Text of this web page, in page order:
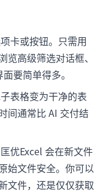
卡或按钮。只需用
高级筛选对话框、
要简单得多。
表格变为干净的表
间通常比 AI 交付结
优Excel 会在新文件
始文件安全。你可以
文件，还是仅仅获取